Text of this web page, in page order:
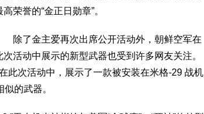
高荣誉的“金正日勋章”。
了金主爱再次出席公开活动外，朝鲜空军在
次活动中展示的新型武器也受到许多网友关注。
此次活动中，展示了一款被安装在米格-29 战机
的武器。